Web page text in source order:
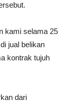
kami selama 25
jual belikan
kontrak tujuh
dari